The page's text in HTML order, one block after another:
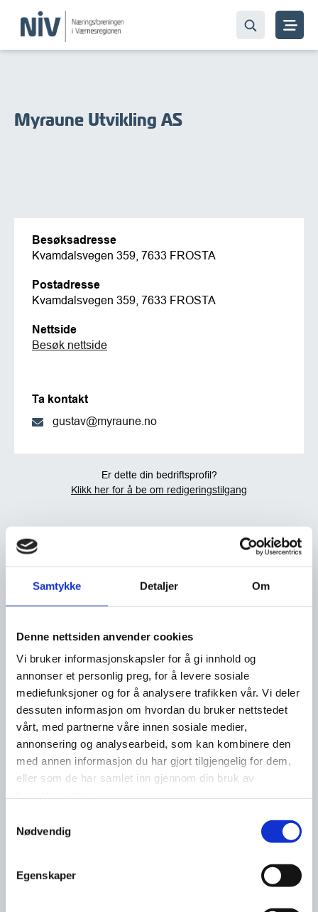
Samtykke Detaljer Om
Denne nettsiden anvender cookies
Vi bruker informasjonskapsler for å gi innhold og
annonser et personlig preg, for å levere sosiale
mediefunksjoner og for å analysere trafikken vår. Vi deler
dessuten informasjon om hvordan du bruker nettstedet
vårt, med partnerne våre innen sosiale medier,
annonsering og analysearbeid, som kan kombinere den
med annen informasjon du har gjort tilgjengelig for dem,
eller som de har samlet inn gjennom din bruk av
Nødvendig
Egenskaper
Myraune Utvikling AS
Besøksadresse
Kvamdalsvegen 359, 7633 FROSTA
Postadresse
Kvamdalsvegen 359, 7633 FROSTA
Nettside
Besøk nettside
Ta kontakt
gustav@myraune.no
Er dette din bedriftsprofil?
Klikk her for å be om redigeringstilgang